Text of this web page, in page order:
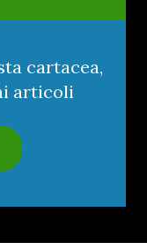
cartacea,
articoli